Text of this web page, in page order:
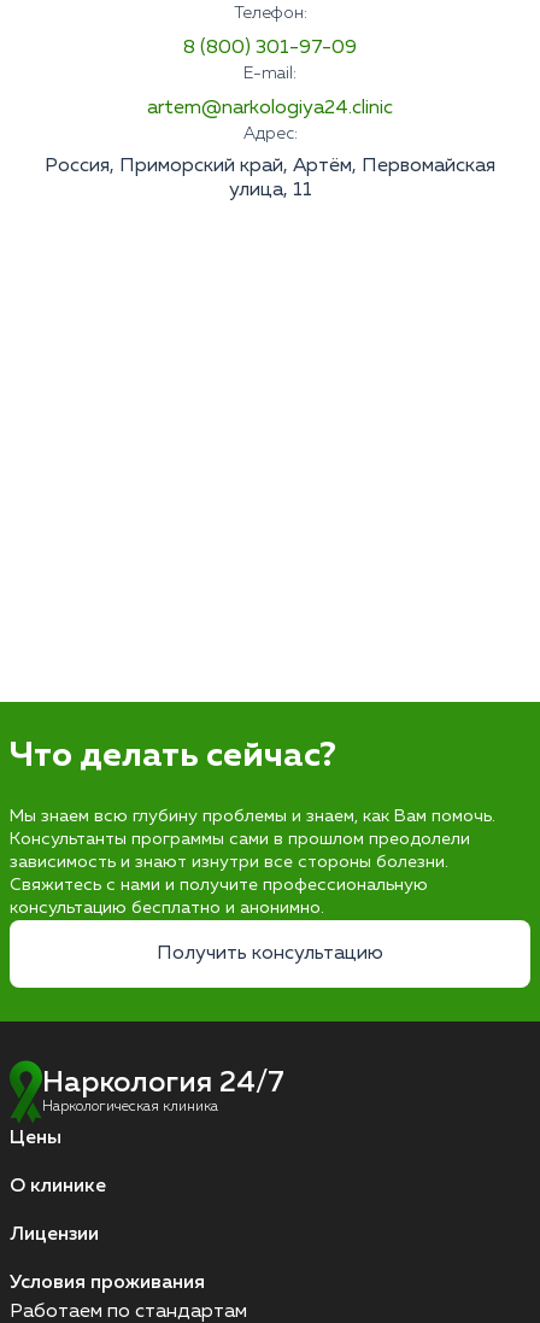
Телефон:
8 (800) 301-97-09
E-mail:
artem@narkologiya24.clinic
Адрес:
Россия, Приморский край, Артём, Первомайская
улица, 11
Что делать сейчас?
Мы знаем всю глубину проблемы и знаем, как Вам помочь.
Консультанты программы сами в прошлом преодолели
зависимость и знают изнутри все стороны болезни.
Свяжитесь с нами и получите профессиональную
консультацию бесплатно и анонимно.
Получить консультацию
Наркология 24/7
Наркологическая клиника
Цены
О клинике
Лицензии
Условия проживания
Работаем по стандартам